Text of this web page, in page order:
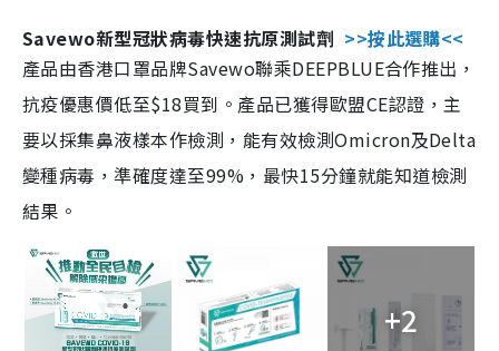
Savewo新型冠狀病毒快速抗原測試劑 >>按此選購<<
產品由香港口罩品牌Savewo聯乘DEEPBLUE合作推出，
抗疫優惠價低至$18買到。產品已獲得歐盟CE認證，主
要以採集鼻液樣本作檢測，能有效檢測Omicron及Delta
變種病毒，準確度達至99%，最快15分鐘就能知道檢測
結果。
+2